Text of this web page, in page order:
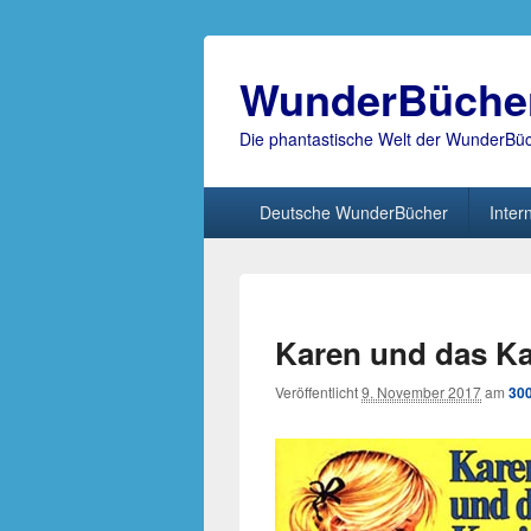
Die phantastische Welt der
Deutsche WunderBücher
Karen und das
Veröffentlicht9. November 2017am